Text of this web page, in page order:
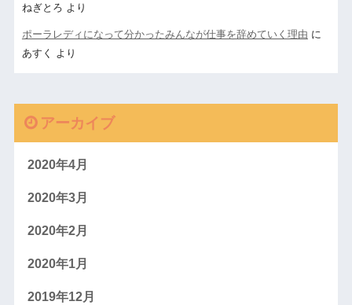
ねぎとろ より
ポーラレディになって分かったみんなが仕事を辞めていく理由 に
あすく
より
アーカイブ
2020年4月
2020年3月
2020年2月
2020年1月
2019年12月